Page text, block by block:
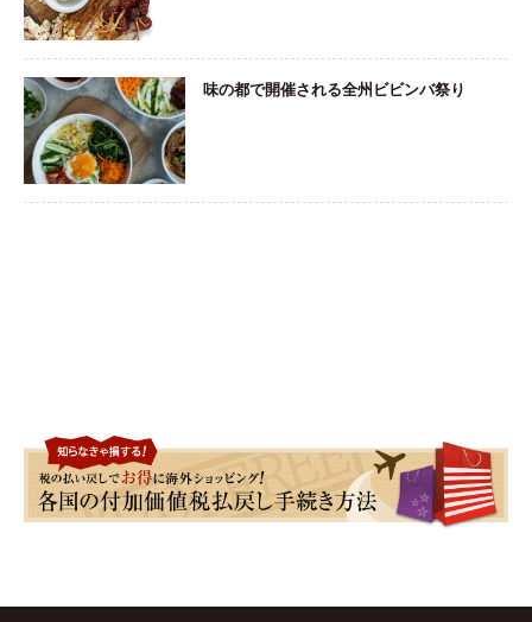
味の都で開催される全州ビビンバ祭り